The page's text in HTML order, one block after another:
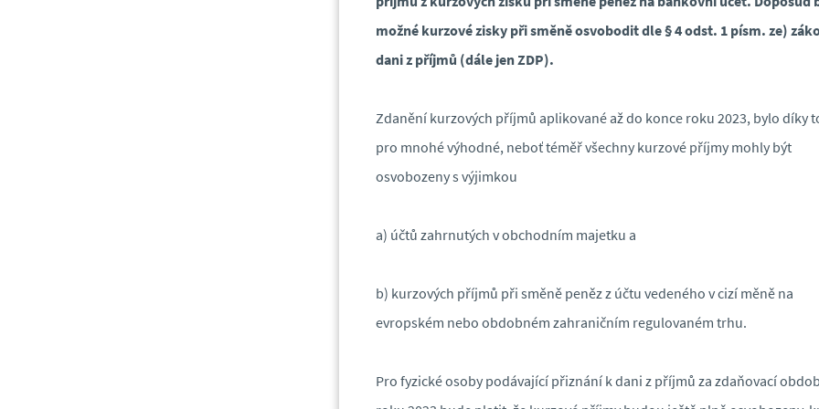
možné kurzové zisky při směně osvobodit dle § 4 odst. 1 písm. ze)
dani z příjmů (dále jen ZDP).
Zdanění kurzových příjmů aplikované až do konce roku 2023, bylo díky
pro mnohé výhodné, neboť téměř všechny kurzové příjmy mohly být
osvobozeny s výjimkou
a) účtů zahrnutých v obchodním majetku a
b) kurzových příjmů při směně peněz z účtu vedeného v cizí měně na
evropském nebo obdobném zahraničním regulovaném trhu.
Pro fyzické osoby podávající přiznání k dani z příjmů za zdaňovací